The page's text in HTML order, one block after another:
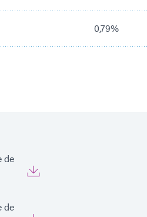
0,79%
de
de